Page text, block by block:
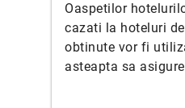
Oaspetilor
cazati la hoteluri
obtinute vor fi
asteapta sa